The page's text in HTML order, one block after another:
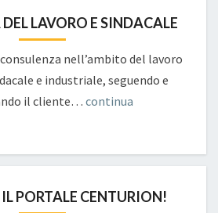
LAVORO E SINDACALE
nell’ambito del lavoro
e industriale, seguendo e
il cliente… continua
PORTALE CENTURION!